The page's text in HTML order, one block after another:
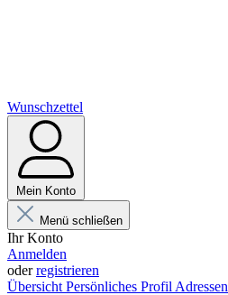
Wunschzettel
Mein Konto
Menü schließen
Ihr Konto
Anmelden
oderregistrieren
Übersicht Persönliches Profil Adressen